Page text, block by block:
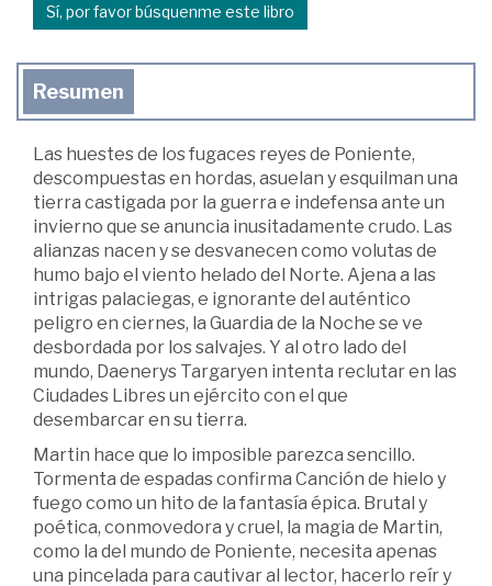
Sí, por favor búsquenme este libro
Resumen
Las huestes de los fugaces reyes de Poniente,
descompuestas en hordas, asuelan y esquilman una
tierra castigada por la guerra e indefensa ante un
invierno que se anuncia inusitadamente crudo. Las
alianzas nacen y se desvanecen como volutas de
humo bajo el viento helado del Norte. Ajena a las
intrigas palaciegas, e ignorante del auténtico
peligro en ciernes, la Guardia de la Noche se ve
desbordada por los salvajes. Y al otro lado del
mundo, Daenerys Targaryen intenta reclutar en las
Ciudades Libres un ejército con el que
desembarcar en su tierra.
Martin hace que lo imposible parezca sencillo.
Tormenta de espadas confirma Canción de hielo y
fuego como un hito de la fantasía épica. Brutal y
poética, conmovedora y cruel, la magia de Martin,
como la del mundo de Poniente, necesita apenas
una pincelada para cautivar al lector, hacerlo reír y